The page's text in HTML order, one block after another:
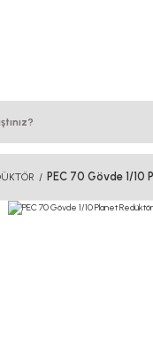
PEC 70 Gövde 1/